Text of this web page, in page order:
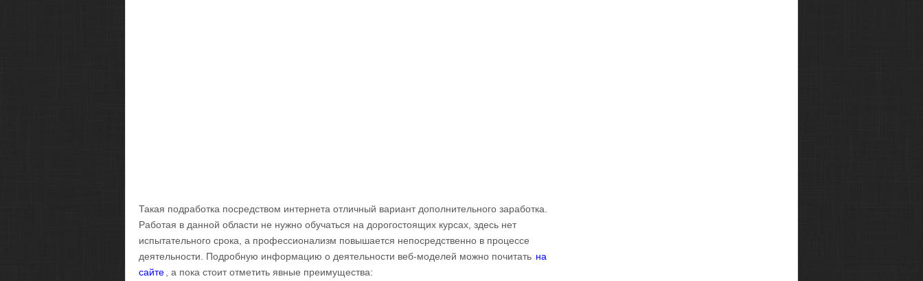
Такая подработка посредством интернета отличный вариант дополнительного заработка.
Работая в данной области не нужно обучаться на дорогостоящих курсах, здесь нет
испытательного срока, а профессионализм повышается непосредственно в процессе
деятельности. Подробную информацию о деятельности веб-моделей можно почитать на
сайте
, а пока стоит отметить явные преимущества: